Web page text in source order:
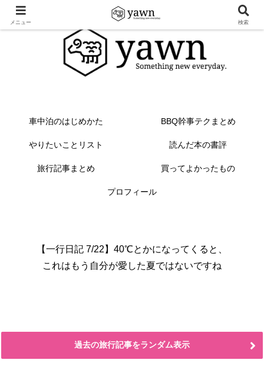
車中泊のはじめかた BBQ幹事テクまとめ
やりたいことリスト 読んだ本の書評
旅行記事まとめ 買ってよかったもの
プロフィール
【一行日記 7/22】40℃とかになってくると、
これはもう自分が愛した夏ではないですね
過去の旅行記事をランダム表示
メニュー 検索